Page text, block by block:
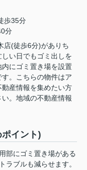
歩35分
分
店(徒歩6分)がありち
い日でもゴミ出しを
にゴミ置き場を設置
。こちらの物件はア
産情報を集めたい方
。地域の不動産情報
イント)
部にゴミ置き場がある
ラブルも減らせます。